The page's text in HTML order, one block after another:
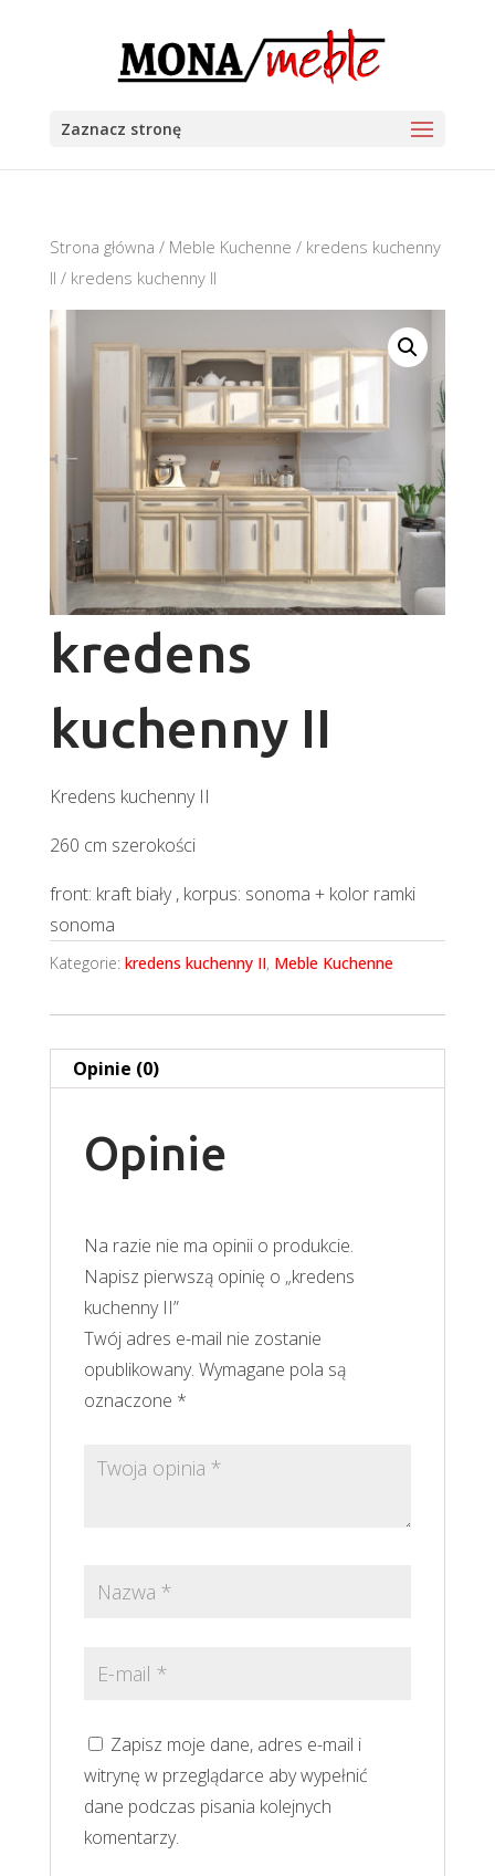
Zaznacz stronę
Strona główna / Meble Kuchenne / kredens kuchenny
II / kredens kuchenny II
kredens
kuchenny II
Kredens kuchenny II
260 cm szerokości
front: kraft biały , korpus: sonoma + kolor ramki
sonoma
Kategorie: kredens kuchenny II, Meble Kuchenne
Opinie (0)
Opinie
Na razie nie ma opinii o produkcie.
Napisz pierwszą opinię o „kredens
kuchenny II”
Twój adres e-mail nie zostanie
opublikowany. Wymagane pola są
oznaczone *
Zapisz moje dane, adres e-mail i
witrynę w przeglądarce aby wypełnić
dane podczas pisania kolejnych
komentarzy.